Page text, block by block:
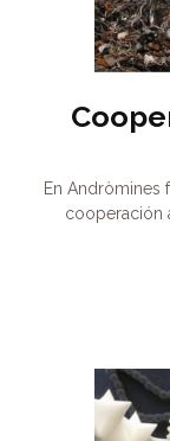
En
cooperación